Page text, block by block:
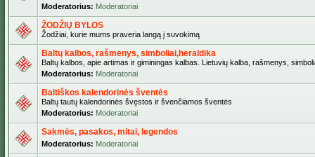
Moderatorius: Moderatoriai
ŽODŽIŲ BYLOS
Žodžiai, kurie mums praveria langą į suvokimą
Baltų kalbos, rašmenys, simboliai,heraldika
Baltų kalbos, apie artimas ir giminingas kalbas. Lietuvių kalba, rašmenys,
Moderatorius: Moderatoriai
Baltiškos kalendorinės šventės
Baltų tautų kalendorinės švęstos ir švenčiamos šventės
Moderatorius: Moderatoriai
Sakmės, pasakos, mitai, legendos
Moderatorius: Moderatoriai